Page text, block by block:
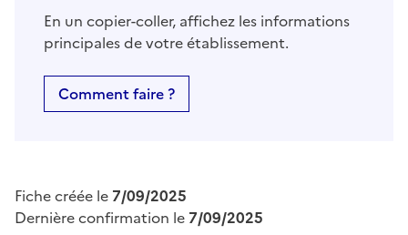
En un copier-coller, affichez les informations
principales de votre établissement.
Comment faire ?
Fiche créée le 7/09/2025
Dernière confirmation le 7/09/2025